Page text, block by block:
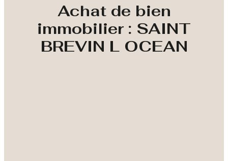
Achat de bien
immobilier : SAINT
BREVIN L OCEAN